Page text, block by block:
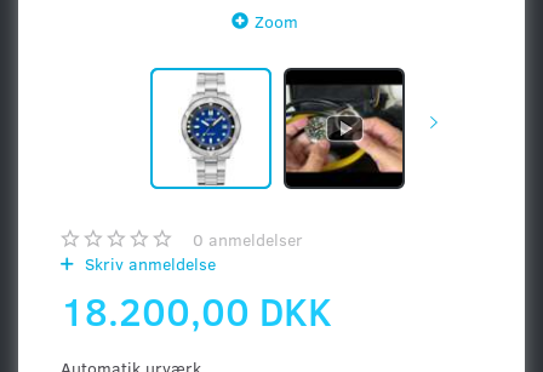
Zoom
0 anmeldelser
Skriv anmeldelse
18.200,00 DKK